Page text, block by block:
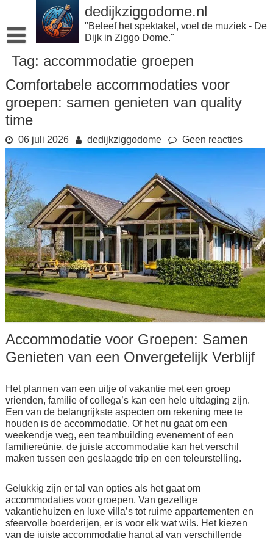
inhoud
gaan
dedijkziggodome.nl
"Beleef het spektakel, voel de muziek - De
Dijk in Ziggo Dome."
Tag: accommodatie groepen
Comfortabele accommodaties voor
groepen: samen genieten van quality
time
06 juli 2026 dedijkziggodome Geen reacties
Accommodatie voor Groepen: Samen
Genieten van een Onvergetelijk Verblijf
Het plannen van een uitje of vakantie met een groep
vrienden, familie of collega’s kan een hele uitdaging zijn.
Een van de belangrijkste aspecten om rekening mee te
houden is de accommodatie. Of het nu gaat om een
weekendje weg, een teambuilding evenement of een
familiereünie, de juiste accommodatie kan het verschil
maken tussen een geslaagde trip en een teleurstelling.
Gelukkig zijn er tal van opties als het gaat om
accommodaties voor groepen. Van gezellige
vakantiehuizen en luxe villa’s tot ruime appartementen en
sfeervolle boerderijen, er is voor elk wat wils. Het kiezen
van de juiste accommodatie hangt af van verschillende